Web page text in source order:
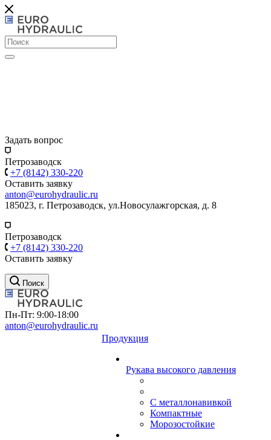
Задать вопрос
Петрозаводск
+7 (8142) 330-220
Оставить заявку
anton@eurohydraulic.ru
185023, г. Петрозаводск, ул.Новосулажгорская, д. 8
Петрозаводск
+7 (8142) 330-220
Оставить заявку
Поиск
Пн-Пт: 9:00-18:00
anton@eurohydraulic.ru
Продукция
Рукава высокого давления
С металлонавивкой
Компактные
Морозостойкие